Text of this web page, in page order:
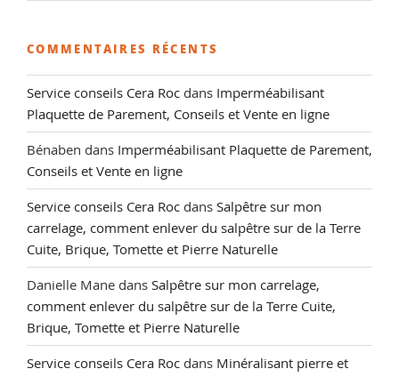
COMMENTAIRES RÉCENTS
Service conseils Cera Roc dans Imperméabilisant
Plaquette de Parement, Conseils et Vente en ligne
Bénaben dans Imperméabilisant Plaquette de Parement,
Conseils et Vente en ligne
Service conseils Cera Roc dans Salpêtre sur mon
carrelage, comment enlever du salpêtre sur de la Terre
Cuite, Brique, Tomette et Pierre Naturelle
Danielle Mane dans Salpêtre sur mon carrelage,
comment enlever du salpêtre sur de la Terre Cuite,
Brique, Tomette et Pierre Naturelle
Service conseils Cera Roc dans Minéralisant pierre et